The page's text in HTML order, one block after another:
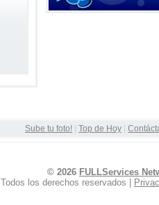
Sube tu foto! Top de Hoy
© 2026 FULLServices
Todos los derechos reservados |